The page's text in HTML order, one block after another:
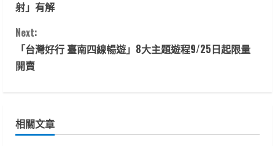
n
t
i
u
射」有解
Next:
「台灣好行 臺南四線暢遊」8大主題遊程9/25日起限量
開賣
相關文章